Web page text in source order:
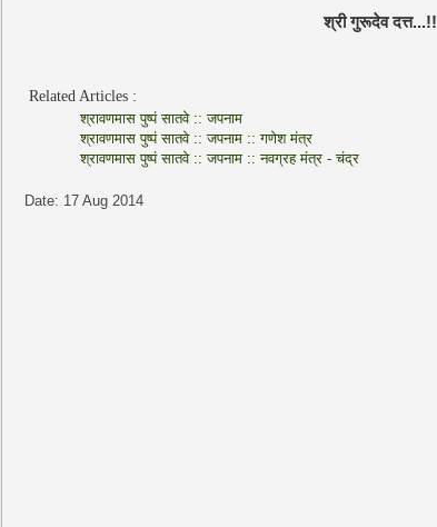
श्री गुरूदेव दत्त...!!
Related Articles :
श्रावणमास पुष्पं सातवे :: जपनाम
श्रावणमास पुष्पं सातवे :: जपनाम :: गणेश मंत्र
श्रावणमास पुष्पं सातवे :: जपनाम :: नवग्रह मंत्र - चंद्र
Date: 17 Aug 2014